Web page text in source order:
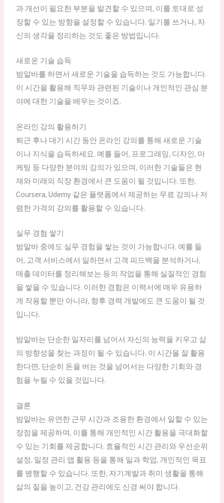
과 개선이 필요한 부분을 발견할 수 있으며, 이를 토대로 성
장할 수 있는 방향을 설정할 수 있습니다. 일기를 쓰거나, 자
신의 생각을 정리하는 것도 좋은 방법입니다.
새로운 기술 습득
밤알바를 하면서 새로운 기술을 습득하는 것도 가능합니다.
이 시간을 활용해 직무와 관련된 기술이나 개인적인 관심 분
야에 대한 기술을 배우는 것이죠.
온라인 강의 활용하기
퇴근 후나 대기 시간 동안 온라인 강의를 통해 새로운 기술
이나 지식을 습득하세요. 예를 들어, 프로그래밍, 디자인, 마
케팅 등 다양한 분야의 강의가 있으며, 이러한 기술들은 현
재와 미래의 직장 환경에서 큰 도움이 될 것입니다. 또한,
Coursera, Udemy 같은 플랫폼에서 제공하는 무료 강의나 저
렴한 가격의 강의를 활용할 수 있습니다.
실무 경험 쌓기
밤알바 중에도 실무 경험을 쌓는 것이 가능합니다. 예를 들
어, 고객 서비스에서 일하면서 고객 피드백을 분석하거나,
매출 데이터를 정리해보는 등의 작업을 통해 실질적인 경험
을 쌓을 수 있습니다. 이러한 경험은 이력서에 매우 유용하
게 작용할 뿐만 아니라, 향후 경력 개발에도 큰 도움이 될 것
입니다.
밤알바는 단순한 일자리를 넘어서 자신의 능력을 키우고 삶
의 방향성을 찾는 과정이 될 수 있습니다. 이 시간을 잘 활용
한다면, 단순히 돈을 버는 것을 넘어서는 다양한 기회와 경
험을 누릴 수 있을 것입니다.
결론
밤알바는 유연한 근무 시간과 조용한 환경에서 일할 수 있는
장점을 제공하며, 이를 통해 개인적인 시간 활용을 극대화할
수 있는 기회를 제공합니다. 효율적인 시간 관리와 우선순위
설정, 일정 관리 앱 활용 등을 통해 일과 학업, 개인적인 목표
를 병행할 수 있습니다. 또한, 자기계발과 취미 생활을 통해
삶의 질을 높이고, 건강 관리에도 신경 써야 합니다.